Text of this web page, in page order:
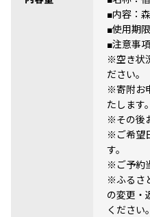
■内容：
■使用期
■注意事項
※空き状
ださい。
※寄附お
たします。
※その後
※ご希望
す。
※ご予約
※ふるさ
の変更・
ください。